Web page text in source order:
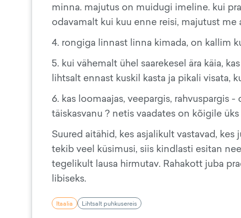
minna. majutus on muidugi imeline. kui
odavamalt kui kuu enne reisi, majutust me
4. rongiga linnast linna kimada, on kallim
5. kui vähemalt ühel saarekesel ära käia,
lihtsalt ennast kuskil kasta ja pikali visata,
6. kas loomaajas, veepargis, rahvuspargis
täiskasvanu ? netis vaadates on kõigile
Suured aitähid, kes asjalikult vastavad,
tekib veel küsimusi, siis kindlasti esitan
tegelikult lausa hirmutav. Rahakott juba
libiseks.
Itaalia Lihtsalt puhkusereis